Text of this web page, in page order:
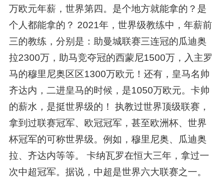
万欧元年薪，世界第四。是个地方就能拿的？是
个人都能拿的？ 2021年，世界级教练中，年薪前
三的教练，分别是：助曼城联赛三连冠的瓜迪奥
拉2300万，助马竞夺冠的西蒙尼1500万，入主罗
马的穆里尼奥区区1300万欧元！还有，皇马名帅
齐达内，二进皇马的时候，是1050万欧元。卡帅
的薪水，是挺世界级的！ 执教过世界顶级联赛，
拿到过联赛冠军、欧冠冠军，甚至欧洲杯、世界
杯冠军的可称世界级。例如，穆里尼奥、瓜迪奥
拉、齐达内等等。 卡纳瓦罗在恒大三年，拿过一
次中超冠军。据说，中超是世界六大联赛之一。